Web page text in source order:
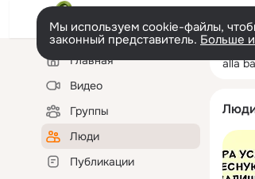
Мы используем cookie-файлы,
законный представитель. Больше
Левая
колонкаГлавная
Видео
Группы
Люди
Публикации
alla